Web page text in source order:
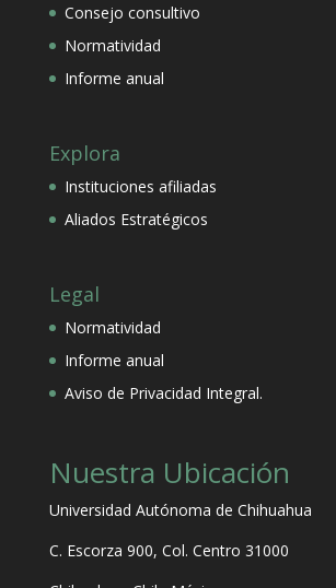
Consejo consultivo
Normatividad
Informe anual
Explora
Instituciones afiliadas
Aliados Estratégicos
Legal
Normatividad
Informe anual
Aviso de Privacidad Integral.
Nuestra Ubicación
Universidad Autónoma de Chihuahua
C. Escorza 900, Col. Centro 31000